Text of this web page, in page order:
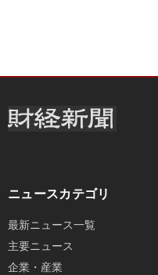
ニュースカテゴリ
最新ニュース一覧
主要ニュース
企業・産業